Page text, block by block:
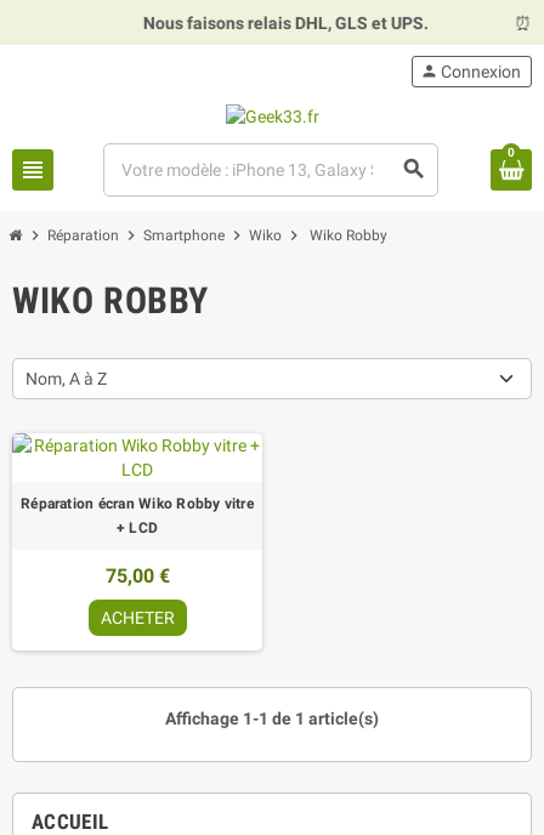
Nous faisons relais DHL, GLS et UPS. ⏰
view_headline search
person Connexion
0
chevron_right Réparation chevron_right Smartphone chevron_right Wiko chevron_right Wiko Robby
ACCUEIL
WIKO ROBBY
Nom, A à Z
Réparation écran Wiko Robby vitre
+ LCD
75,00 €
ACHETER
Affichage 1-1 de 1 article(s)